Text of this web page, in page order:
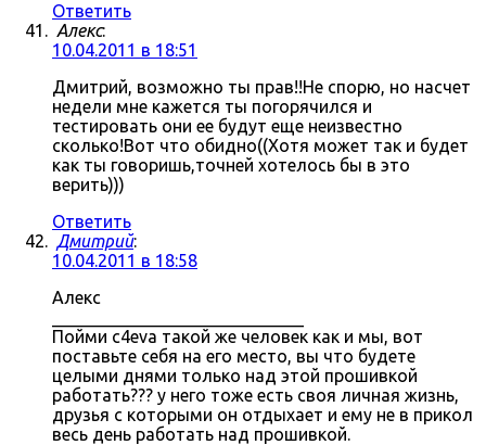
Ответить
Алекс:
10.04.2011 в 18:51
Дмитрий, возможно ты прав!!Не спорю, но насчет
недели мне кажется ты погорячился и
тестировать они ее будут еще неизвестно
сколько!Вот что обидно((Хотя может так и будет
как ты говоришь,точней хотелось бы в это
верить)))
Ответить
Дмитрий:
10.04.2011 в 18:58
Алекс
Пойми c4eva такой же человек как и мы, вот
поставьте себя на его место, вы что будете
целыми днями только над этой прошивкой
работать??? у него тоже есть своя личная жизнь,
друзья с которыми он отдыхает и ему не в прикол
весь день работать над прошивкой.